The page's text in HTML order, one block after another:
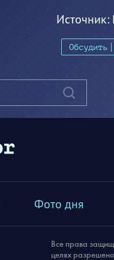
Источник:
Обсудить
Фото дня
Все права
целях